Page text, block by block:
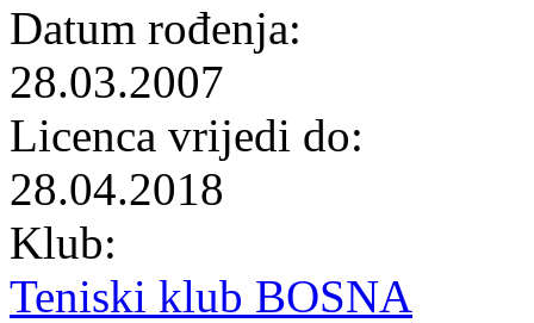
Datum rođenja:
28.03.2007
Licenca vrijedi do:
28.04.2018
Klub:
Teniski klub BOSNA